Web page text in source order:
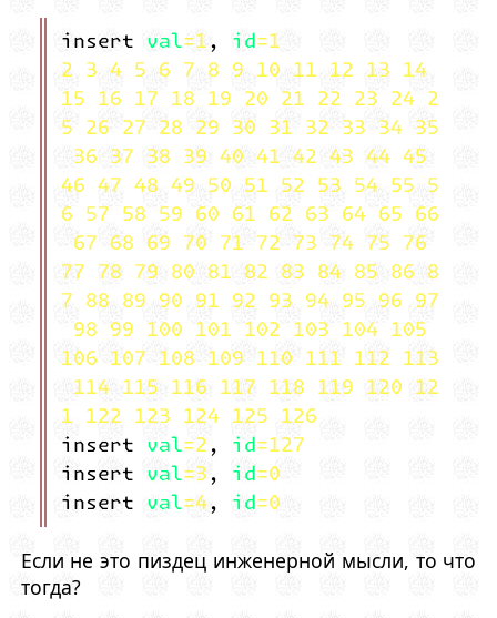
insert val=1, id=1
2 3 4 5 6 7 8 9 10 11 12 13 14
15 16 17 18 19 20 21 22 23 24 2
5 26 27 28 29 30 31 32 33 34 35
36 37 38 39 40 41 42 43 44 45
46 47 48 49 50 51 52 53 54 55 5
6 57 58 59 60 61 62 63 64 65 66
67 68 69 70 71 72 73 74 75 76
77 78 79 80 81 82 83 84 85 86 8
7 88 89 90 91 92 93 94 95 96 97
98 99 100 101 102 103 104 105
106 107 108 109 110 111 112 113
114 115 116 117 118 119 120 12
1 122 123 124 125 126
insert val=2, id=127
insert val=3, id=0
insert val=4, id=0
Если не это пиздец инженерной мысли, то что
тогда?